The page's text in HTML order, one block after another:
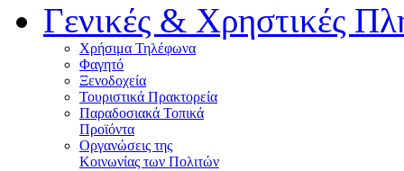
Γενικές & Χρηστικές
Χρήσιμα Τηλέφωνα
Φαγητό
Ξενοδοχεία
Τουριστικά Πρακτορεία
Παραδοσιακά Τοπικά
Προϊόντα
Οργανώσεις της
Κοινωνίας των Πολιτών